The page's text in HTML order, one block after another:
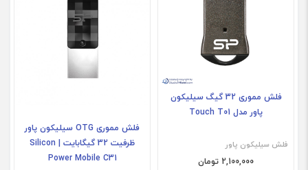
فلش مموری 32 گیگ سیلیکون
پاور مدل Touch T01
فلش سیلیکون پاور
2,100,000 تومان
فلش مموری OTG سیلیکون پاور
ظرفیت 32 گیگابایت | Silicon
Power Mobile C31